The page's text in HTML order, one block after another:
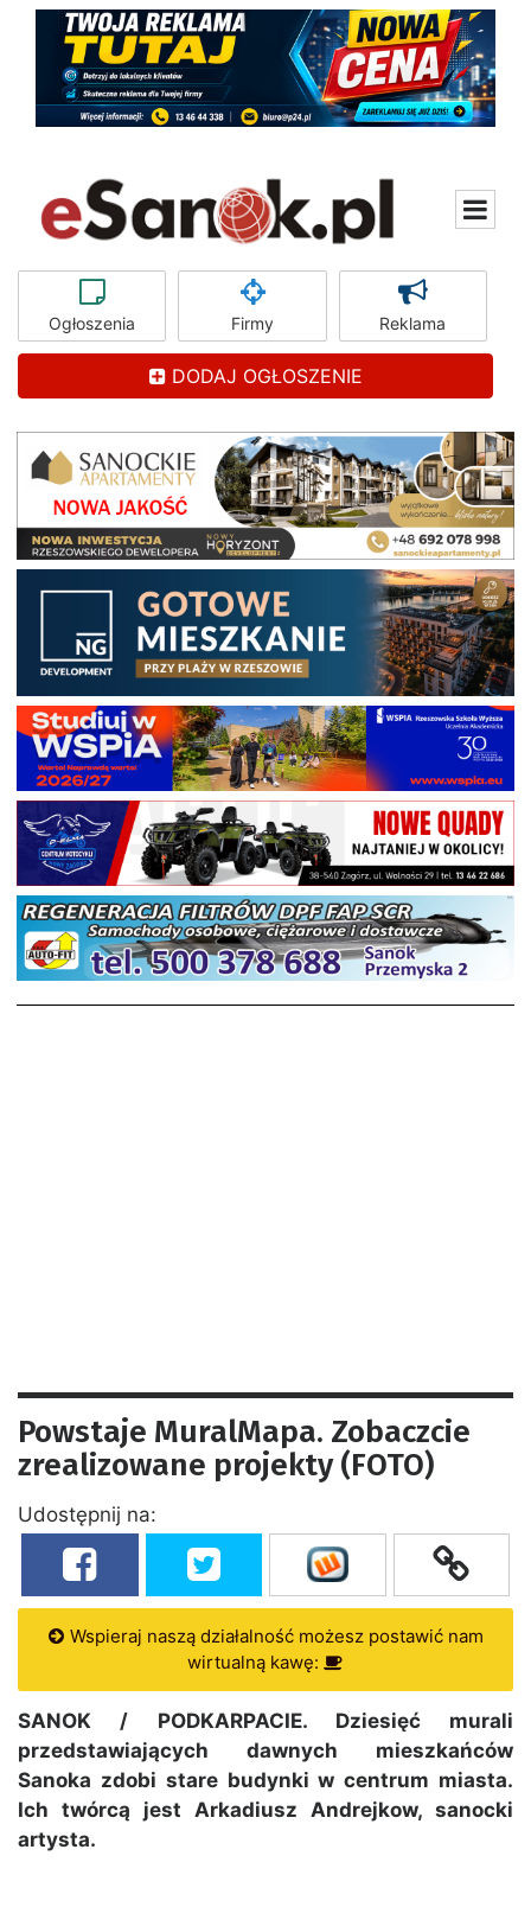
Ogłoszenia Firmy Reklama
DODAJ OGŁOSZENIE
Powstaje MuralMapa. Zobaczcie
zrealizowane projekty (FOTO)
Udostępnij na:
Wspieraj naszą działalność możesz postawić nam
wirtualną kawę:
SANOK / PODKARPACIE. Dziesięć murali
przedstawiających dawnych mieszkańców
Sanoka zdobi stare budynki w centrum miasta.
Ich twórcą jest Arkadiusz Andrejkow, sanocki
artysta.